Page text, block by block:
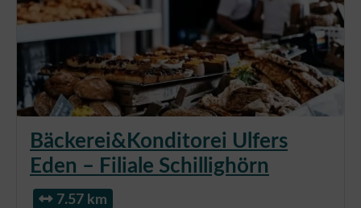
Bäckerei&Konditorei Ulfers
Eden – Filiale Schillighörn
7.57 km